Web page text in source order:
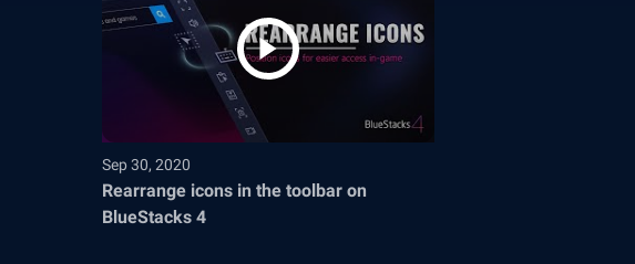
Sep 30, 2020
Rearrange icons in the toolbar on
BlueStacks 4